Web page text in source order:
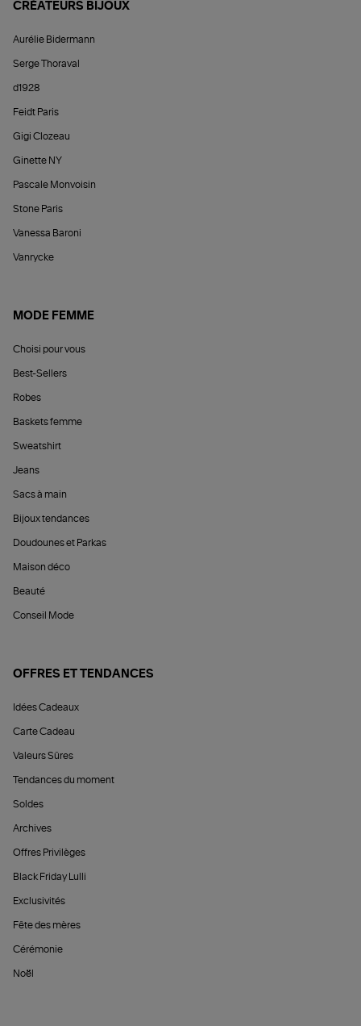
CRÉATEURS BIJOUX
Aurélie Bidermann
Serge Thoraval
d1928
Feidt Paris
Gigi Clozeau
Ginette NY
Pascale Monvoisin
Stone Paris
Vanessa Baroni
Vanrycke
MODE FEMME
Choisi pour vous
Best-Sellers
Robes
Baskets femme
Sweatshirt
Jeans
Sacs à main
Bijoux tendances
Doudounes et Parkas
Maison déco
Beauté
Conseil Mode
OFFRES ET TENDANCES
Idées Cadeaux
Carte Cadeau
Valeurs Sûres
Tendances du moment
Soldes
Archives
Offres Privilèges
Black Friday Lulli
Exclusivités
Fête des mères
Cérémonie
Noël